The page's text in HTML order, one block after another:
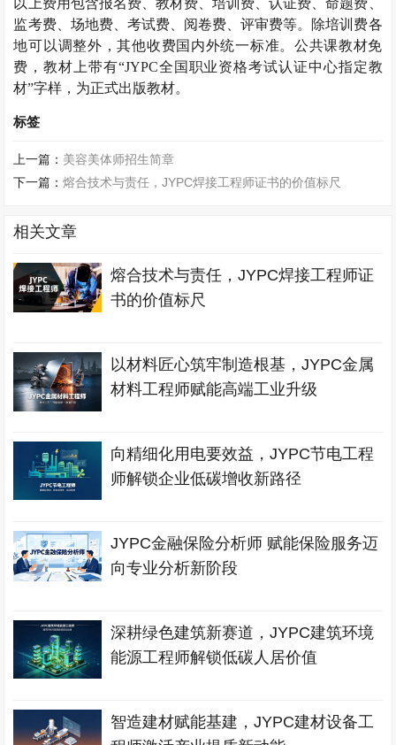
以上费用包含报名费、教材费、培训费、认证费、命题费、
监考费、场地费、考试费、阅卷费、评审费等。除培训费各
地可以调整外，其他收费国内外统一标准。公共课教材免
费，教材上带有“JYPC全国职业资格考试认证中心指定教
材”字样，为正式出版教材。
标签
上一篇： 美容美体师招生简章
下一篇：熔合技术与责任，JYPC焊接工程师证书的价值标尺
相关文章
熔合技术与责任，JYPC焊接工程师证
书的价值标尺
以材料匠心筑牢制造根基，JYPC金属
材料工程师赋能高端工业升级
向精细化用电要效益，JYPC节电工程
师解锁企业低碳增收新路径
JYPC金融保险分析师 赋能保险服务迈
向专业分析新阶段
深耕绿色建筑新赛道，JYPC建筑环境
能源工程师解锁低碳人居价值
智造建材赋能基建，JYPC建材设备工